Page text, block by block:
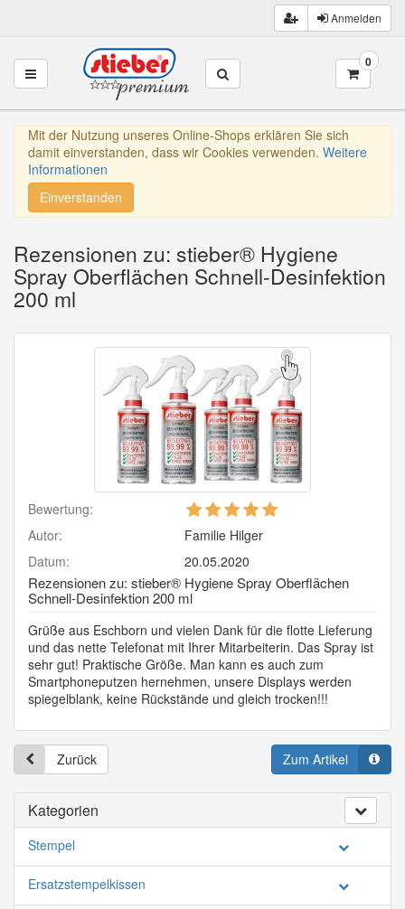
Anmelden
Toggle navigation
0
Mit der Nutzung unseres Online-Shops erklären Sie sich
damit einverstanden, dass wir Cookies verwenden. Weitere
Informationen
Einverstanden
Rezensionen zu: stieber® Hygiene
Spray Oberflächen Schnell-Desinfektion
200 ml
Bewertung:
Autor:
Familie Hilger
Datum:
20.05.2020
Rezensionen zu: stieber® Hygiene Spray Oberflächen
Schnell-Desinfektion 200 ml
Grüße aus Eschborn und vielen Dank für die flotte Lieferung
und das nette Telefonat mit Ihrer Mitarbeiterin. Das Spray ist
sehr gut! Praktische Größe. Man kann es auch zum
Smartphoneputzen hernehmen, unsere Displays werden
spiegelblank, keine Rückstände und gleich trocken!!!
Zurück Zum Artikel
Kategorien
Stempel
Ersatzstempelkissen